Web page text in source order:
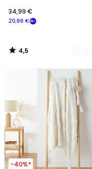
€
souscrivez
notre
programme
place
20,99
€.
20,99 €
34,99 €
4,5
/
-40%*